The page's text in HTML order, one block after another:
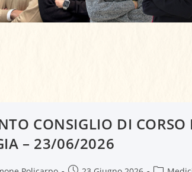
CONSIGLIO DI
– 23/06/2026